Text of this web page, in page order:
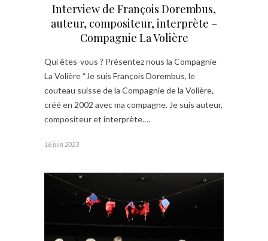
Interview de François Dorembus,
auteur, compositeur, interprète –
Compagnie La Volière
Qui êtes-vous ? Présentez nous la Compagnie
La Volière “Je suis François Dorembus, le
couteau suisse de la Compagnie de la Volière,
créé en 2002 avec ma compagne. Je suis auteur,
compositeur et interprète.…
16 juin 2023